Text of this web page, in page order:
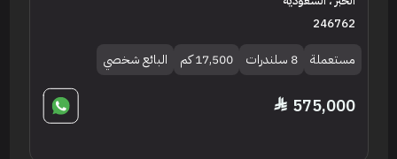
246762
مستعملة 8 سلندرات 17,500 كم البائع شخصي
575,000